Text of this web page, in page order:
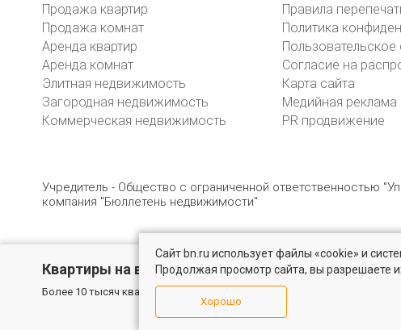
Квартиры на вторичном рынке
Более 10 тысяч квартир в Санкт-Петербурге и области от
Продажа квартир
Продажа комнат
Аренда квартир
Аренда комнат
Элитная недвижимость
Загородная недвижимость
Коммерческая недвижимость
Правила
Политика
Согласие на
Карта сайта
Медийная реклама
PR продвижение
Учредитель - Общество с ограниченной ответственностью
компания "Бюллетень недвижимости"
© 2005 – 2026, ООО «УК «БН» 8 (812) 331-93-56 196105,
Сайт bn.ru использует файлы «cookie» и
Продолжая просмотр сайта, вы разрешаете
Хорошо